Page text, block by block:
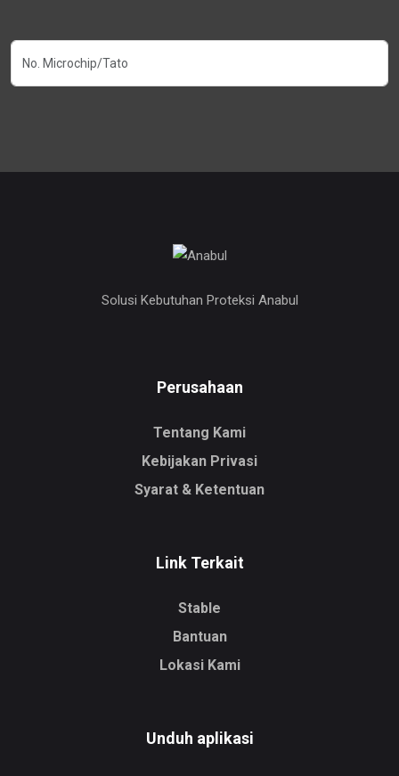
Solusi Kebutuhan Proteksi Anabul
Perusahaan
Tentang Kami
Kebijakan Privasi
Syarat & Ketentuan
Link Terkait
Stable
Bantuan
Lokasi Kami
Unduh aplikasi